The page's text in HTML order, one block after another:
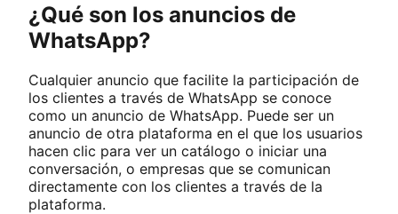
¿Qué son los anuncios de
WhatsApp?
Cualquier anuncio que facilite la participación de
los clientes a través de WhatsApp se conoce
como un anuncio de WhatsApp. Puede ser un
anuncio de otra plataforma en el que los usuarios
hacen clic para ver un catálogo o iniciar una
conversación, o empresas que se comunican
directamente con los clientes a través de la
plataforma.